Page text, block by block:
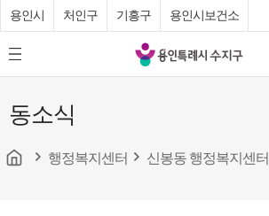
용인시 처인구 기흥구 용인시보건소
모
바
메
뉴
튼
용
인
수
동소식
행정복지센터 신봉동 행정복지센터